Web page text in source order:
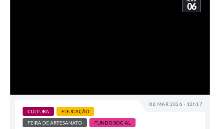
06 MAR 2026 - 12h17
06
CULTURA
EDUCAÇÃO
FEIRA DE ARTESANATO
FUNDO SOCIAL